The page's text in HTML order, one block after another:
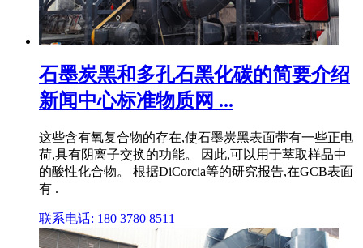
石墨炭黑和多孔石黑化碳的简要介绍
新闻中心标准物质网 ...
这些含有氧复合物的存在,使石墨炭黑表面带有一些正电
荷,具有阴离子交换的功能。 因此,可以用于萃取样品中
的酸性化合物。 根据DiCorcia等的研究报告,在GCB表面
有 .
联系电话: 180 3780 8511